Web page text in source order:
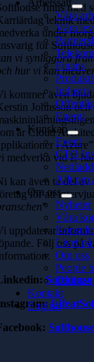
Arbetssätt
Våra
Våra
Telekom
Finans
Industri
Energi
Kunskap
Event
CTO
Allt om
Om oss
Nyheter
Våra
Livet på
Om oss
People
Lediga
Kontakt
English
finns med
teknik
under
för
vi synliggöra
hur vi kan
kommer även
Johnsson
är Cloud
i
medverka vid E-
kan även ta del av
för att
”
uppdaterar
Följ oss på
Softhouse